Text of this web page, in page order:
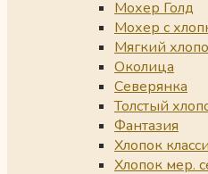
Мохер Голд
Мохер с
Мягкий
Околица
Северянка
Толстый
Фантазия
Хлопок
Хлопок мер.